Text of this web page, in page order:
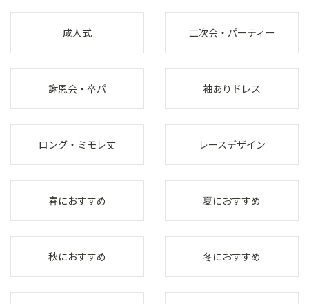
成人式 二次会・パーティー
謝恩会・卒パ 袖ありドレス
ロング・ミモレ丈 レースデザイン
春におすすめ 夏におすすめ
秋におすすめ 冬におすすめ